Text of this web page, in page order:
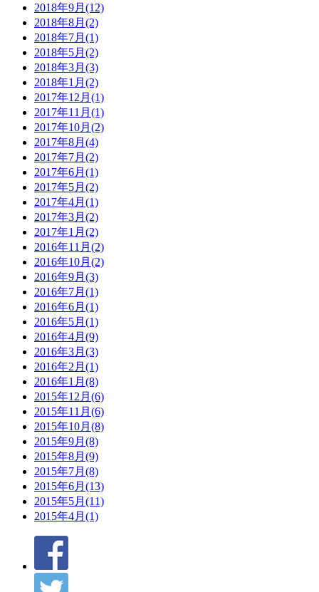
2018年9月(12)
2018年8月(2)
2018年7月(1)
2018年5月(2)
2018年3月(3)
2018年1月(2)
2017年12月(1)
2017年11月(1)
2017年10月(2)
2017年8月(4)
2017年7月(2)
2017年6月(1)
2017年5月(2)
2017年4月(1)
2017年3月(2)
2017年1月(2)
2016年11月(2)
2016年10月(2)
2016年9月(3)
2016年7月(1)
2016年6月(1)
2016年5月(1)
2016年4月(9)
2016年3月(3)
2016年2月(1)
2016年1月(8)
2015年12月(6)
2015年11月(6)
2015年10月(8)
2015年9月(8)
2015年8月(9)
2015年7月(8)
2015年6月(13)
2015年5月(11)
2015年4月(1)